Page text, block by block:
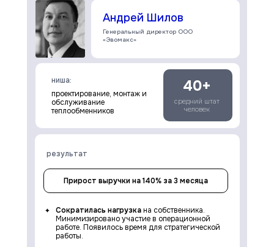
средний штат
человек
40+
ниша:
проектирование, монтаж и
обслуживание
теплообменников
Генеральный директор ООО
«Эвомакс»
Андрей Шилов
результат
Прирост выручки на 140% за 3 месяца
Сократилась нагрузкана собственника.
Минимизировано участие в операционной
работе. Появилось время для стратегической
работы.